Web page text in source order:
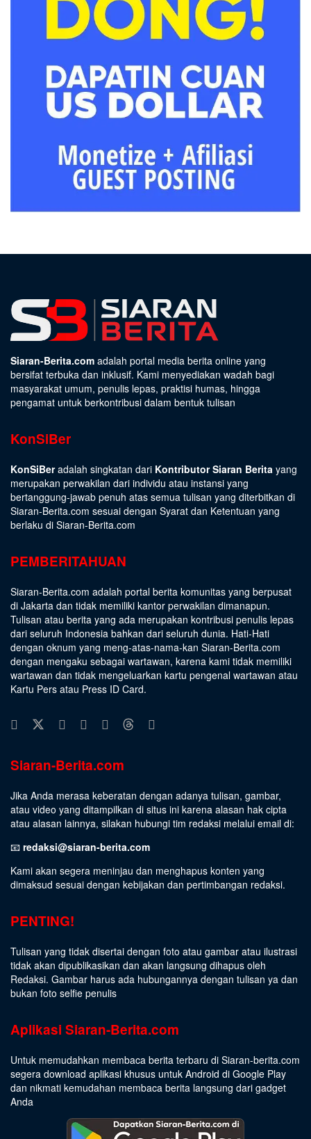
Siaran-Berita.com adalah portal media berita online yang
bersifat terbuka dan inklusif. Kami menyediakan wadah bagi
masyarakat umum, penulis lepas, praktisi humas, hingga
pengamat untuk berkontribusi dalam bentuk tulisan
KonSiBer
KonSiBeradalah singkatan dari Kontributor Siaran Berita yang
merupakan perwakilan dari individu atau instansi yang
bertanggung-jawab penuh atas semua tulisan yang diterbitkan di
Siaran-Berita.com sesuai dengan Syarat dan Ketentuan yang
berlaku di Siaran-Berita.com
PEMBERITAHUAN
Siaran-Berita.com adalah portal berita komunitas yang berpusat
di Jakarta dan tidak memiliki kantor perwakilan dimanapun.
Tulisan atau berita yang ada merupakan kontribusi penulis lepas
dari seluruh Indonesia bahkan dari seluruh dunia. Hati-Hati
dengan oknum yang meng-atas-nama-kan Siaran-Berita.com
dengan mengaku sebagai wartawan, karena kami tidak memiliki
wartawan dan tidak mengeluarkan kartu pengenal wartawan atau
Kartu Pers atau Press ID Card.
Siaran-Berita.com
Jika Anda merasa keberatan dengan adanya tulisan, gambar,
atau video yang ditampilkan di situs ini karena alasan hak cipta
atau alasan lainnya, silakan hubungi tim redaksi melalui email di:
📧 redaksi@siaran-berita.com
Kami akan segera meninjau dan menghapus konten yang
dimaksud sesuai dengan kebijakan dan pertimbangan redaksi.
PENTING!
Tulisan yang tidak disertai dengan foto atau gambar atau ilustrasi
tidak akan dipublikasikan dan akan langsung dihapus oleh
Redaksi. Gambar harus ada hubungannya dengan tulisan ya dan
bukan foto selfie penulis
Aplikasi Siaran-Berita.com
Untuk memudahkan membaca berita terbaru di Siaran-berita.com
segera download aplikasi khusus untuk Android di Google Play
dan nikmati kemudahan membaca berita langsung dari gadget
Anda